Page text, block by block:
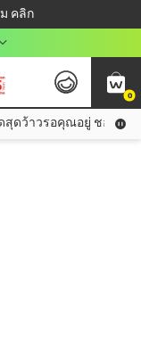
คลิก
10%! 🎉
฿
ง?
0
ดว้าวรอคุณอยู่ ชอปคุ้มก